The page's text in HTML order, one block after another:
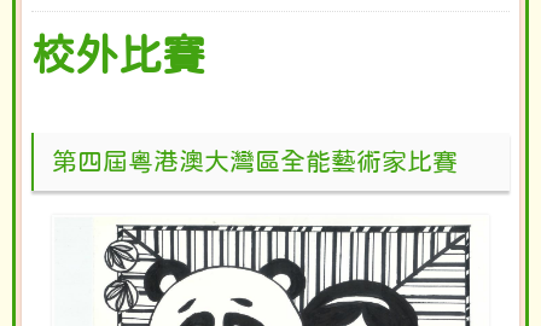
校外比賽
第四屆粵港澳大灣區全能藝術家比賽